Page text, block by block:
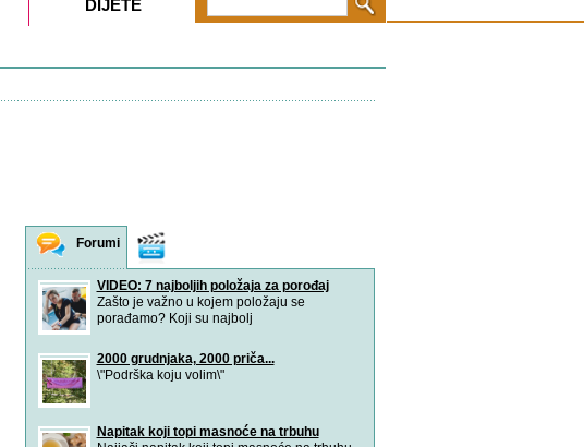
Forumi
VIDEO: 7 najboljih položaja za porođaj
Zašto je važno u kojem položaju se
porađamo? Koji su najbolj
2000 grudnjaka, 2000 priča...
\"Podrška koju volim\"
Napitak koji topi masnoće na trbuhu
DIJETE